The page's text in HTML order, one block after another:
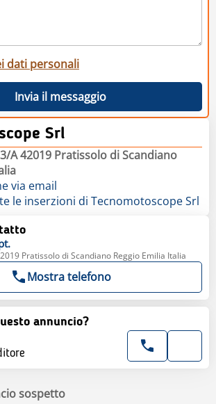
dati personali
Invia il messaggio
Srl
A 42019 Pratissolo di Scandiano
via email
le inserzioni di Tecnomotoscope Srl
Pratissolo di Scandiano Reggio Emilia Italia
Mostra telefono
annuncio?
sospetto